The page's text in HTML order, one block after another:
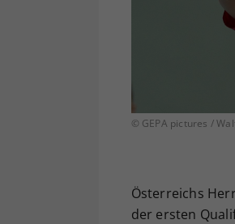
© GEPA pictures /
Österreichs
der ersten